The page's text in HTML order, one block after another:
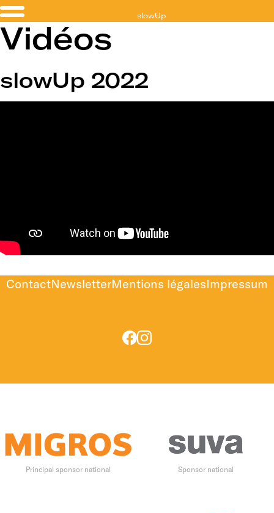
slowUp
Vidéos
slowUp 2022
ContactNewsletterMentions légalesImpressum
Principal sponsor national Sponsor national